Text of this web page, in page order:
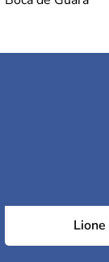
Lione